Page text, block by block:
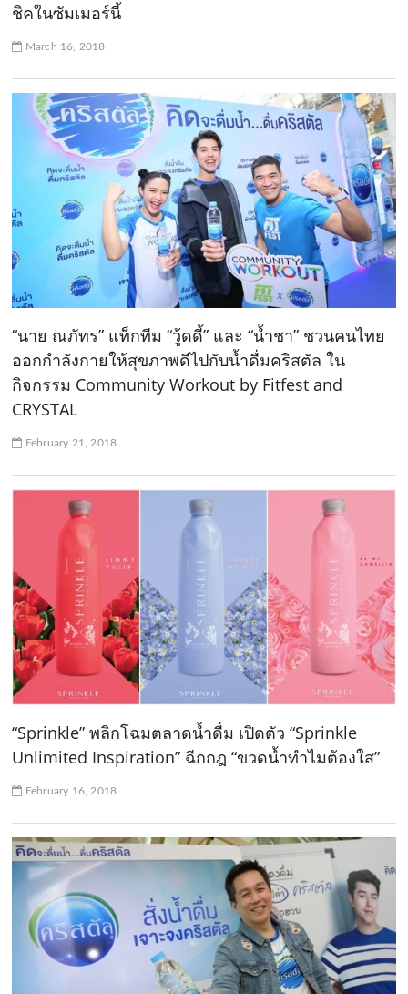
ชิคในซัมเมอร์นี้
March 16, 2018
“นาย ณภัทร” แท็กทีม “วู้ดดี้” และ “น้ำชา” ชวนคนไทย
ออกกำลังกายให้สุขภาพดีไปกับน้ำดื่มคริสตัล ใน
กิจกรรม Community Workout by Fitfest and
CRYSTAL
February 21, 2018
“Sprinkle” พลิกโฉมตลาดน้ำดื่ม เปิดตัว “Sprinkle
Unlimited Inspiration” ฉีกกฎ “ขวดน้ำทำไมต้องใส”
February 16, 2018